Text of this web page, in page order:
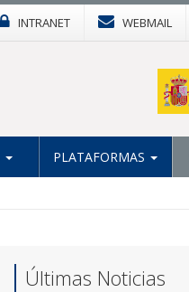
INTRANET WEBMAIL
PLATAFORMAS
Últimas Noticias